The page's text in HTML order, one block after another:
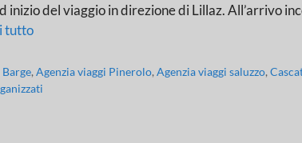
inizio del viaggio in direzione di Lillaz. All’arrivo
tutto
,Agenzia viaggi Pinerolo,Agenzia viaggi saluzzo,